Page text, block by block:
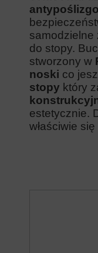
samodzielne
do stopy.
stworzony w
noski co
stopy który
estetycznie.
właściwie